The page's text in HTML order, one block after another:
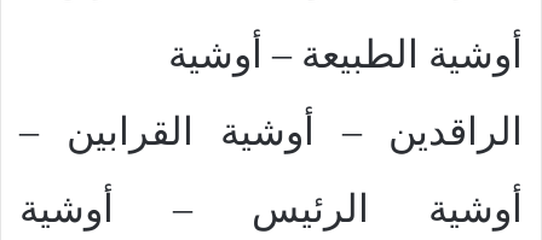
أوشية الطبيعة – أوشية
الراقدين – أوشية القرابين –
أوشية الرئيس – أوشية